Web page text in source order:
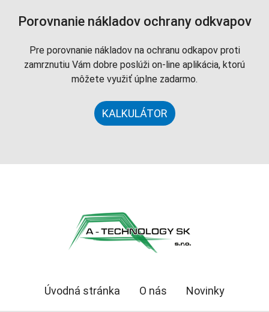
Porovnanie nákladov ochrany odkvapov
Pre porovnanie nákladov na ochranu odkapov proti
zamrznutiu Vám dobre poslúži on-line aplikácia, ktorú
môžete využiť úplne zadarmo.
KALKULÁTOR
Úvodná stránka O nás Novinky